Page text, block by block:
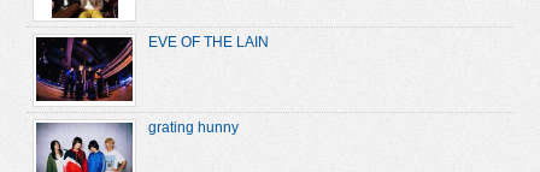
EVE OF THE LAIN
grating hunny